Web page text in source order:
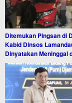
Ditemukan Pingsan di
Kabid Dinsos
Dinyatakan Meninggal